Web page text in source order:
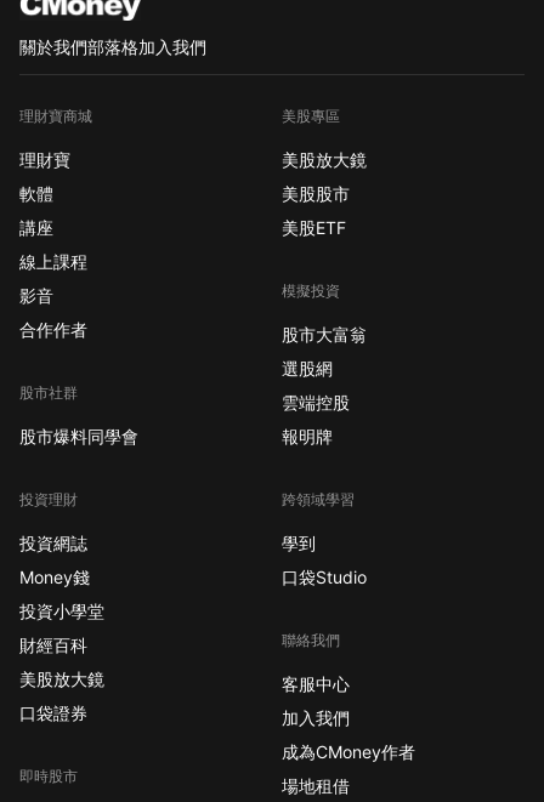
關於我們部落格加入我們
理財寶商城
理財寶
軟體
講座
線上課程
影音
合作作者
股市社群
股市爆料同學會
投資理財
投資網誌
Money錢
投資小學堂
財經百科
美股放大鏡
口袋證券
即時股市
美股專區
美股放大鏡
美股股市
美股ETF
模擬投資
股市大富翁
選股網
雲端控股
報明牌
跨領域學習
學到
口袋Studio
聯絡我們
客服中心
加入我們
成為CMoney作者
場地租借